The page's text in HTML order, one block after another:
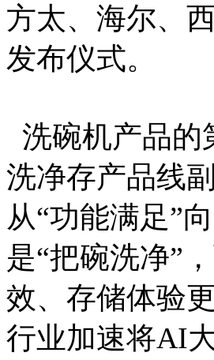
方太、海尔、
发布仪式。
洗碗机产品的
洗净存产品线
从“功能满足”
是“把碗洗净”
效、存储体验
行业加速将AI